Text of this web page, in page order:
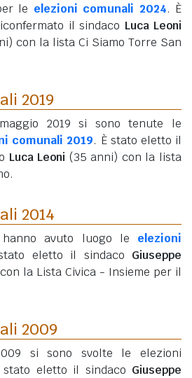
le elezioni comunali 2024. È
il sindaco Luca Leoni
con la lista Ci Siamo Torre San
2019
2019 si sono tenute le
comunali 2019. È stato eletto il
Luca Leoni (35 anni) con la lista
2014
avuto luogo le elezioni
eletto il sindaco Giuseppe
con la Lista Civica - Insieme per il
2009
si sono svolte le elezioni
eletto il sindaco Giuseppe